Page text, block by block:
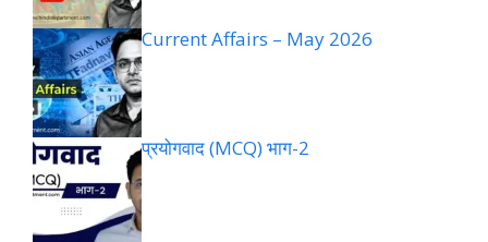
Current Affairs – May 2026
प्रयोगवाद (MCQ) भाग-2